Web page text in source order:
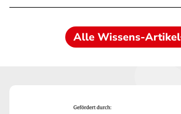
Alle Wissens-Artikel